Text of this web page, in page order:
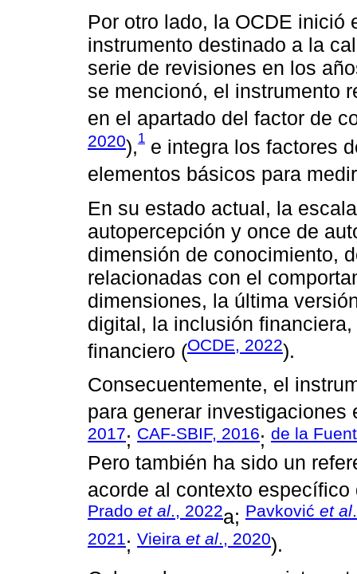
Por otro lado, la OCDE inició
instrumento destinado a la
serie de revisiones en los
se mencionó, el instrumento
en el apartado del factor de
2020),1 e integra los factores
elementos básicos para
En su estado actual, la
autopercepción y once de
dimensión de conocimiento,
relacionadas con el
dimensiones, la última
digital, la inclusión
financiero (OCDE, 2022).
Consecuentemente, el
para generar investigaciones
2017; CAF-SBIF, 2016; de la
Pero también ha sido un
acorde al contexto
Prado et al., 2022a; Pavković et al
2021; Vieira et al., 2020).